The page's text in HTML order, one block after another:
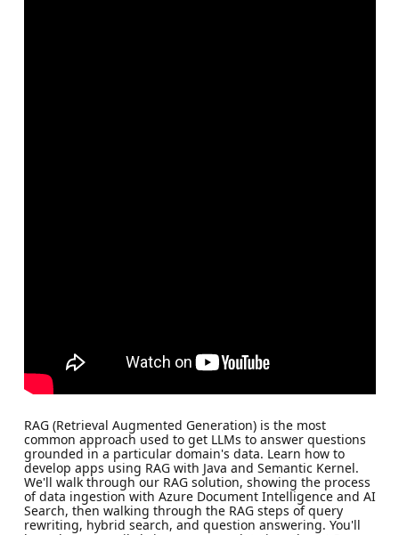
RAG (Retrieval Augmented Generation) is the most
common approach used to get LLMs to answer questions
grounded in a particular domain's data. Learn how to
develop apps using RAG with Java and Semantic Kernel.
We'll walk through our RAG solution, showing the process
of data ingestion with Azure Document Intelligence and AI
Search, then walking through the RAG steps of query
rewriting, hybrid search, and question answering. You'll